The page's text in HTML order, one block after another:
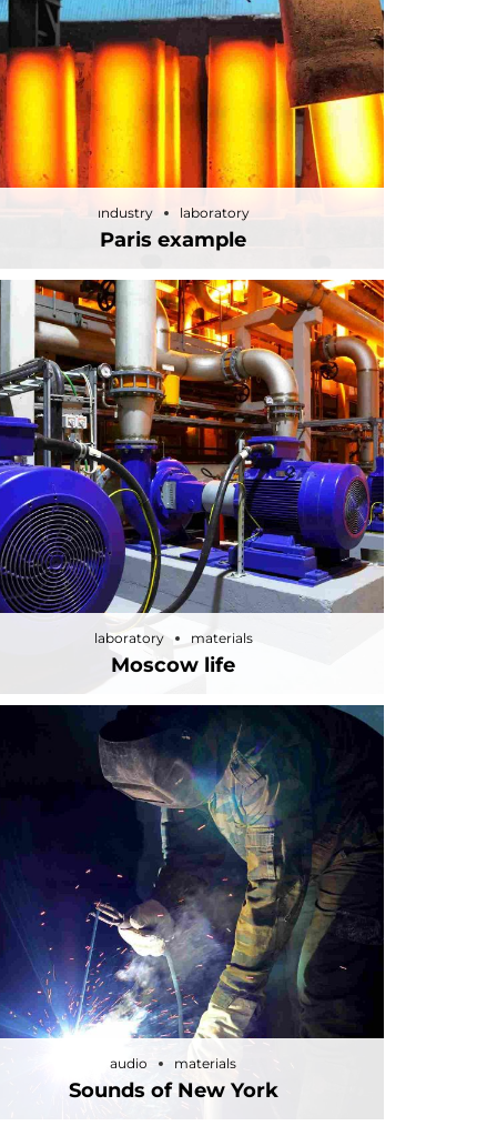
Eklemleri
industry laboratory
Paris example
industry laboratory
Paris example
laboratory materials
Moscow life
laboratory materials
Moscow life
audio materials
Sounds of New York
audio materials
Sounds of New York